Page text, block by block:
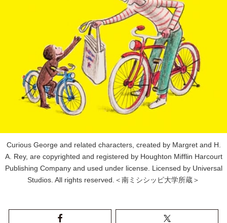
Curious George and related characters, created by Margret and H.
A. Rey, are copyrighted and registered by Houghton Mifflin Harcourt
Publishing Company and used under license. Licensed by Universal
Studios. All rights reserved.＜南ミシシッピ大学所蔵＞